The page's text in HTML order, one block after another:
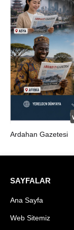
Ardahan Gazetesi
SAYFALAR
Ana Sayfa
Web Sitemiz